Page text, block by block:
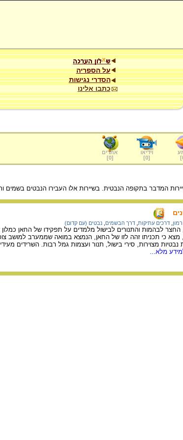
על הספריה
הסדרי נגישות
כתבו אלינו
]
וידיאו
[
0
]
אתרים
[
0
]
המדבר בתקופה הנבטית. בשיירות אלו העבירו הנבטים בשמים
דרכים עתיקות דרך הבשמים נבטים (עם קדום)
מטרים. רודולף כהן שחפר את האתר בשנים 3-1982, מצא כי תכניתו זהה לזו של החאן, הנמצא במואה
מצוירות, סירי בישול, תנור ועצמות גמל רבות. השרידים
מלא...